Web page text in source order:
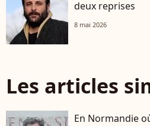
deux reprises
8 mai 2026
Les articles
En Normandie